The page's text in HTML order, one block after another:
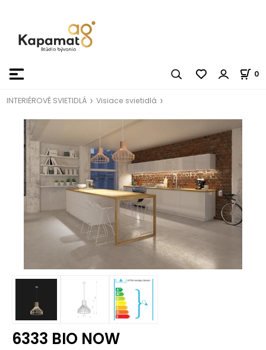
0
INTERIÉROVÉ SVIETIDLÁ Visiace svietidlá
6333 BIO NOW